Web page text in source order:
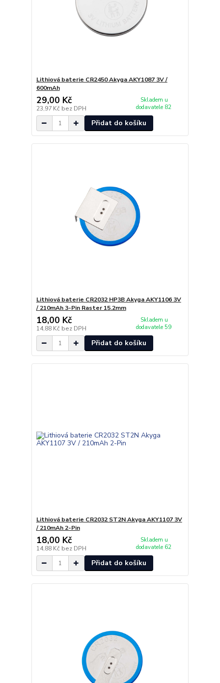
Lithiová baterie CR2450 Akyga AKY1087 3V /
600mAh
29,00 Kč
23,97 Kč bez DPH
Skladem u
dodavatele 82
Přidat do košíku
Lithiová baterie CR2032 HP3B Akyga AKY1106 3V
/ 210mAh 3-Pin Raster 15.2mm
18,00 Kč
14,88 Kč bez DPH
Skladem u
dodavatele 59
Přidat do košíku
Lithiová baterie CR2032 ST2N Akyga AKY1107 3V
/ 210mAh 2-Pin
18,00 Kč
14,88 Kč bez DPH
Skladem u
dodavatele 62
Přidat do košíku